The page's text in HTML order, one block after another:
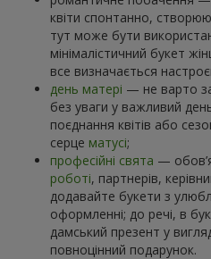
квіти спонтанно,
тут може бути
мінімалістичний букет
все визначається
день матері — не варто
без уваги у важливий
поєднання квітів або
серце матусі;
професійні свята —
роботі, партнерів,
додавайте букети з
оформленні; до речі, в
дамський презент у
повноцінний подарунок.